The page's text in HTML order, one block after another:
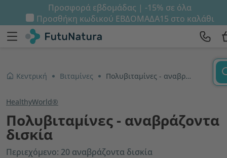
Προσφορά εβδομάδας | -15% σε όλα
Προσθήκη κωδικού ΕΒΔΟΜΑΔΑ15 στο καλάθι
Κεντρική Βιταμίνες Πολυβιταμίνες - αναβράζοντα δισκία
HealthyWorld®
Πολυβιταμίνες - αναβράζοντα
δισκία
Περιεχόμενο: 20 αναβράζοντα δισκία